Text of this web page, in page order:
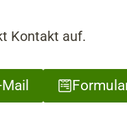
Kontakt auf.